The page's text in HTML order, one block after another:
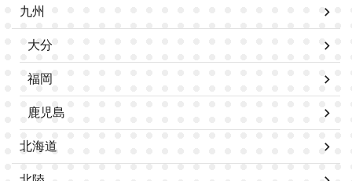
九州
大分
福岡
鹿児島
北海道